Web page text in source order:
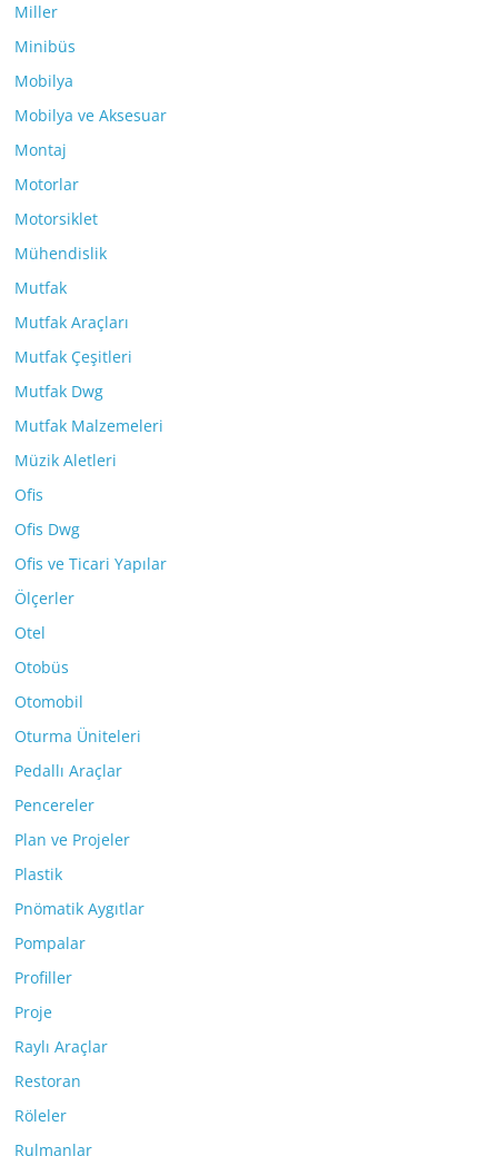
Miller
Minibüs
Mobilya
Mobilya ve Aksesuar
Montaj
Motorlar
Motorsiklet
Mühendislik
Mutfak
Mutfak Araçları
Mutfak Çeşitleri
Mutfak Dwg
Mutfak Malzemeleri
Müzik Aletleri
Ofis
Ofis Dwg
Ofis ve Ticari Yapılar
Ölçerler
Otel
Otobüs
Otomobil
Oturma Üniteleri
Pedallı Araçlar
Pencereler
Plan ve Projeler
Plastik
Pnömatik Aygıtlar
Pompalar
Profiller
Proje
Raylı Araçlar
Restoran
Röleler
Rulmanlar